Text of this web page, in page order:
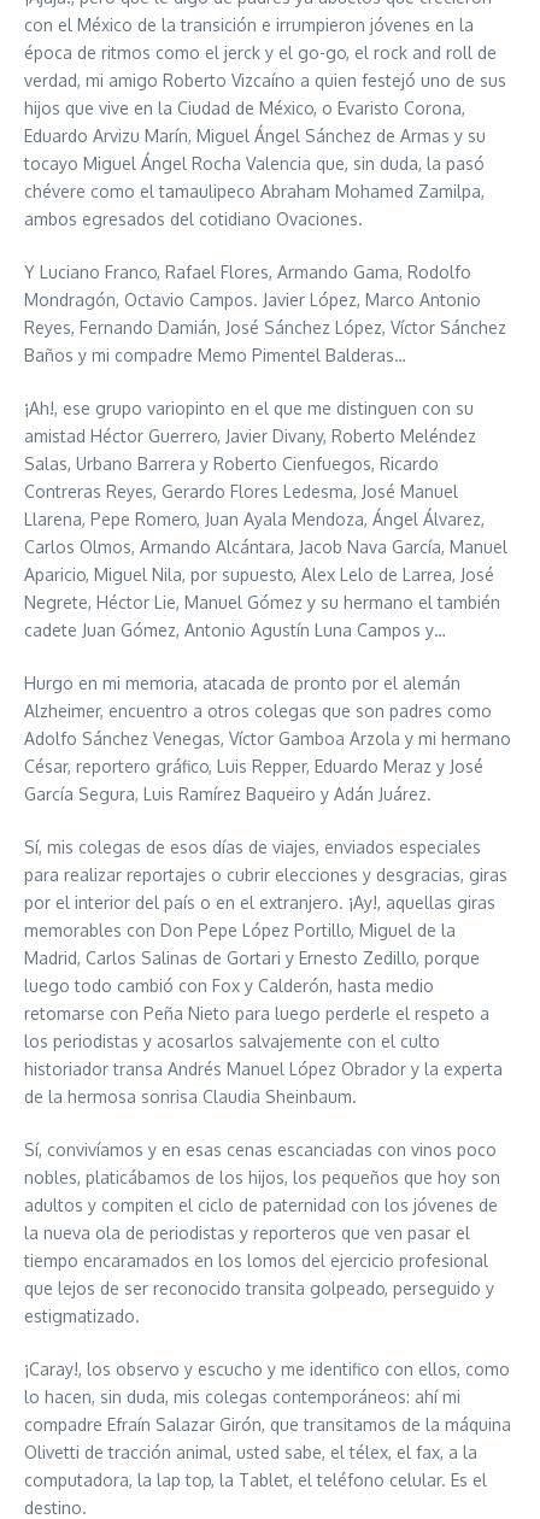
con el México de la transición e irrumpieron jóvenes en la
época de ritmos como el jerck y el go-go, el rock and roll de
verdad, mi amigo Roberto Vizcaíno a quien festejó uno de sus
hijos que vive en la Ciudad de México, o Evaristo Corona,
Eduardo Arvizu Marín, Miguel Ángel Sánchez de Armas y su
tocayo Miguel Ángel Rocha Valencia que, sin duda, la pasó
chévere como el tamaulipeco Abraham Mohamed Zamilpa,
ambos egresados del cotidiano Ovaciones.
Y Luciano Franco, Rafael Flores, Armando Gama, Rodolfo
Mondragón, Octavio Campos. Javier López, Marco Antonio
Reyes, Fernando Damián, José Sánchez López, Víctor Sánchez
Baños y mi compadre Memo Pimentel Balderas…
¡Ah!, ese grupo variopinto en el que me distinguen con su
amistad Héctor Guerrero, Javier Divany, Roberto Meléndez
Salas, Urbano Barrera y Roberto Cienfuegos, Ricardo
Contreras Reyes, Gerardo Flores Ledesma, José Manuel
Llarena, Pepe Romero, Juan Ayala Mendoza, Ángel Álvarez,
Carlos Olmos, Armando Alcántara, Jacob Nava García, Manuel
Aparicio, Miguel Nila, por supuesto, Alex Lelo de Larrea, José
Negrete, Héctor Lie, Manuel Gómez y su hermano el también
cadete Juan Gómez, Antonio Agustín Luna Campos y…
Hurgo en mi memoria, atacada de pronto por el alemán
Alzheimer, encuentro a otros colegas que son padres como
Adolfo Sánchez Venegas, Víctor Gamboa Arzola y mi hermano
César, reportero gráfico, Luis Repper, Eduardo Meraz y José
García Segura, Luis Ramírez Baqueiro y Adán Juárez.
Sí, mis colegas de esos días de viajes, enviados especiales
para realizar reportajes o cubrir elecciones y desgracias, giras
por el interior del país o en el extranjero. ¡Ay!, aquellas giras
memorables con Don Pepe López Portillo, Miguel de la
Madrid, Carlos Salinas de Gortari y Ernesto Zedillo, porque
luego todo cambió con Fox y Calderón, hasta medio
retomarse con Peña Nieto para luego perderle el respeto a
los periodistas y acosarlos salvajemente con el culto
historiador transa Andrés Manuel López Obrador y la experta
de la hermosa sonrisa Claudia Sheinbaum.
Sí, convivíamos y en esas cenas escanciadas con vinos poco
nobles, platicábamos de los hijos, los pequeños que hoy son
adultos y compiten el ciclo de paternidad con los jóvenes de
la nueva ola de periodistas y reporteros que ven pasar el
tiempo encaramados en los lomos del ejercicio profesional
que lejos de ser reconocido transita golpeado, perseguido y
estigmatizado.
¡Caray!, los observo y escucho y me identifico con ellos, como
lo hacen, sin duda, mis colegas contemporáneos: ahí mi
compadre Efraín Salazar Girón, que transitamos de la máquina
Olivetti de tracción animal, usted sabe, el télex, el fax, a la
computadora, la lap top, la Tablet, el teléfono celular. Es el
destino.